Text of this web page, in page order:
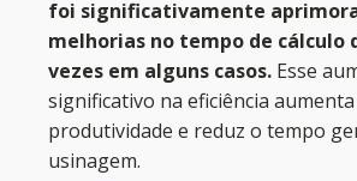
foi significativamente
melhorias no tempo de cálculo
vezes em alguns casos. Esse
significativo na eficiência aumenta
produtividade e reduz o tempo
usinagem.